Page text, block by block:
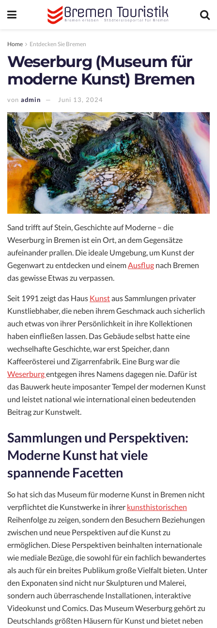
Home Entdecken Sie Bremen
Weserburg (Museum für
moderne Kunst) Bremen
von admin Juni 13, 2024
Sand trifft auf Stein, Geschichte auf Moderne – die
Weserburg in Bremen ist ein Ort, an dem Gegensätze
aufeinander prallen. Die ideale Umgebung, um Kunst der
Gegenwart zu entdecken und einem Ausflug nach Bremen
das gewisse Etwas zu verpassen.
Seit 1991 zeigt das Haus Kunstaus Sammlungen privater
Kunstliebhaber, die neben ihrem Geschmack auch sicherlich
auch etwas von ihrer Persönlichkeit in ihre Kollektionen
haben einfließen lassen. Das Gebäude selbst hatte eine
wechselhafte Geschichte, war erst Speicher, dann
Kaffeerösterei und Zigarrenfabrik. Eine Burg war die
Weserburgentgegen ihres Namens dagegen nie. Dafür ist
das Bauwerk heute imposanter Tempel der modernen Kunst
und leistet national wie international einen bedeutenden
Beitrag zur Kunstwelt.
Sammlungen und Perspektiven:
Moderne Kunst hat viele
spannende Facetten
So hat sich das Museum für moderne Kunst in Bremen nicht
verpflichtet die Kunstwerke in ihrer kunsthistorischen
Reihenfolge zu zeigen, sondern den Besuchern Beziehungen
zwischen und neue Perspektiven auf die Kunst zu
ermöglichen. Diese Perspektiven beinhalten internationale
wie mediale Bezüge, die sowohl für ein fachlich bewandertes
als auch für ein breites Publikum große Vielfalt bieten. Unter
den Exponaten sind nicht nur Skulpturen und Malerei,
sondern auch überraschende Installationen, interaktive
Videokunst und Comics. Das Museum Weserburg gehört zu
Deutschlands größten Häusern für Kunst und bietet neben